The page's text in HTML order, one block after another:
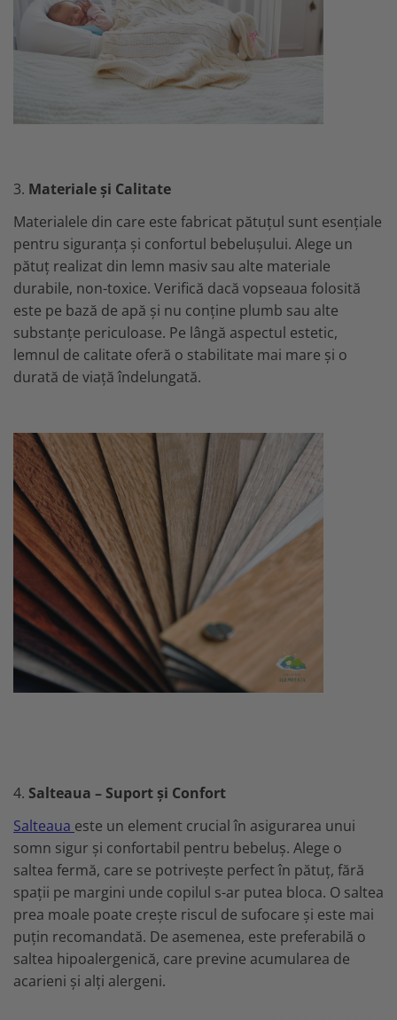
3. Materiale și Calitate
Materialele din care este fabricat pătuțul sunt esențiale
pentru siguranța și confortul bebelușului. Alege un
pătuț realizat din lemn masiv sau alte materiale
durabile, non-toxice. Verifică dacă vopseaua folosită
este pe bază de apă și nu conține plumb sau alte
substanțe periculoase. Pe lângă aspectul estetic,
lemnul de calitate oferă o stabilitate mai mare și o
durată de viață îndelungată.
4. Salteaua – Suport și Confort
Salteaua este un element crucial în asigurarea unui
somn sigur și confortabil pentru bebeluș. Alege o
saltea fermă, care se potrivește perfect în pătuț, fără
spații pe margini unde copilul s-ar putea bloca. O saltea
prea moale poate crește riscul de sufocare și este mai
puțin recomandată. De asemenea, este preferabilă o
saltea hipoalergenică, care previne acumularea de
acarieni și alți alergeni.